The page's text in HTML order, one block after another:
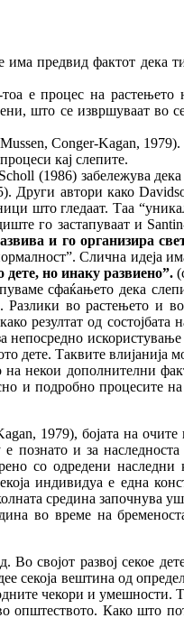
има предвид фактот дека
е процес на
што се извршуваат во
Conger-Kagan, 1979).
кај слепите.
(1986) забележува дека
Други автори како
што гледаат. Таа
го застапуваат и
и го организира
Слична идеја
дете, но инаку развиено”.
сфаќањето дека
во растењето и
резултат од состојбата
непосредно
дете. Таквите влијанија
некои дополнителни
и подробно процесите на
1979), бојата на
и за
со одредени наследни
индивидуа е една
средина започнува
во време на
Во својот развој секое
секоја вештина од
чекори и умешности.
општеството. Како што